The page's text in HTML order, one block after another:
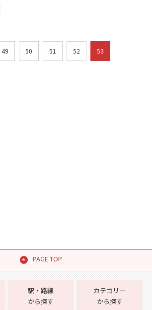
49 50 51 52 53
PAGE TOP
駅・路線
から探す
カテゴリー
から探す